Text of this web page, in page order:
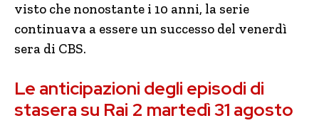
visto che nonostante i 10 anni, la serie
continuava a essere un successo del venerdì
sera di CBS.
Le anticipazioni degli episodi di
stasera su Rai 2 martedì 31 agosto